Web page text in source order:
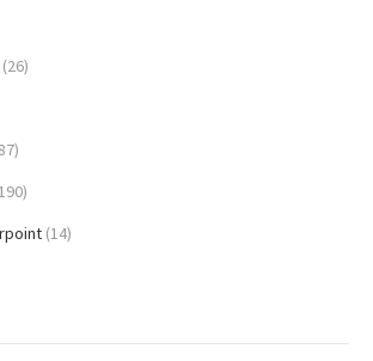
(26)
(14)